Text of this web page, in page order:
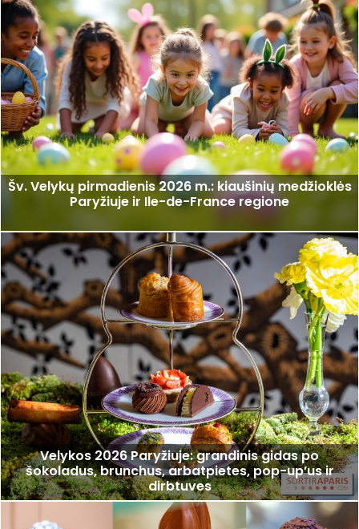
Šv. Velykų pirmadienis 2026 m.: kiaušinių medžioklės
Paryžiuje ir Ile-de-France regione
Velykos 2026 Paryžiuje: grandinis gidas po
šokoladus, brunchus, arbatpietes, pop-up’us ir
dirbtuves